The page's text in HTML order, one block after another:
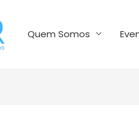
Quem Somos